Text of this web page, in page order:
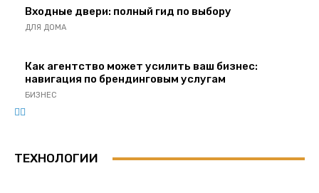
Входные двери: полный гид по выбору
ДЛЯ ДОМА
Как агентство может усилить ваш бизнес:
навигация по брендинговым услугам
БИЗНЕС
ТЕХНОЛОГИИ